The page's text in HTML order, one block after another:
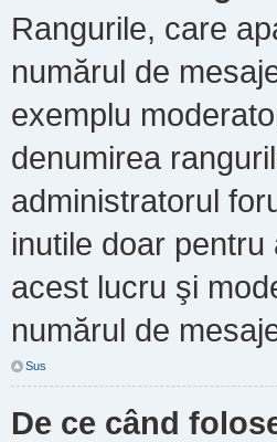
Rangurile, care
numărul de
exemplu
denumirea
administratorul
inutile doar
acest lucru şi
numărul de
Sus
De ce când